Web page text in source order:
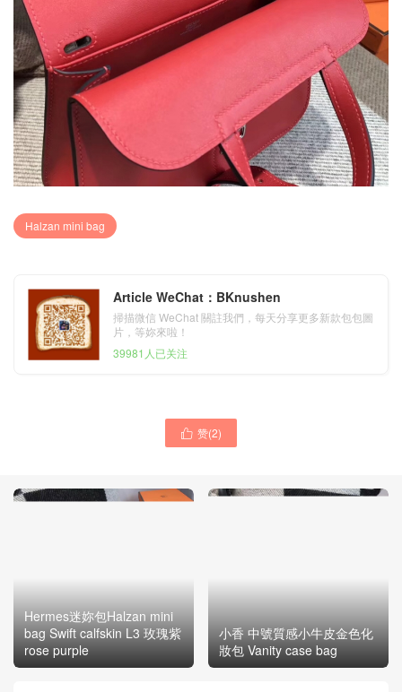
Halzan mini bag
Article WeChat：BKnushen
掃描微信 WeChat 關註我們，每天分享更多新款包包圖
片，等妳來啦！
39981人已关注
 赞(2)
Hermes迷妳包Halzan mini
bag Swift calfskin L3 玫瑰紫
rose purple
小香 中號質感小牛皮金色化
妝包 Vanity case bag